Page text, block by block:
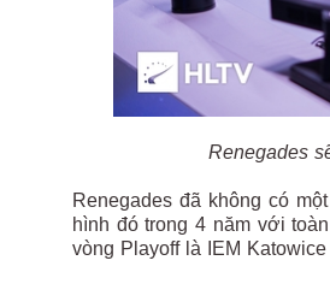
Renegades
Renegades đã không có
hình đó trong 4 năm với
vòng Playoff là IEM